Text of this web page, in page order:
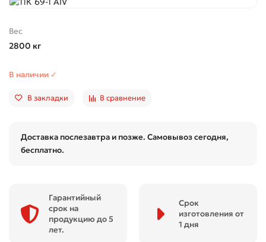
Вес
2800 кг
В наличии ✓
В закладки В сравнение
Доставка послезавтра и позже. Самовывоз сегодня,
бесплатно.
Гарантийный
срок на
продукцию до 5
лет.
Срок
изготовления от
1 дня